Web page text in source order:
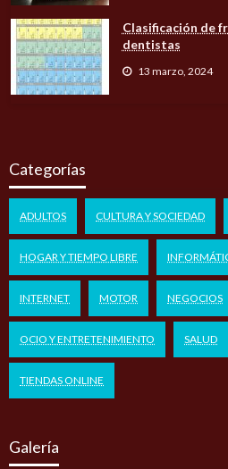
Clasificación de
dentistas
13 marzo, 2024
Categorías
ADULTOS CULTURA Y SOCIEDAD
HOGAR Y TIEMPO LIBRE
INTERNET MOTOR NEGOCIOS
OCIO Y ENTRETENIMIENTO SALUD
TIENDAS ONLINE
Galería